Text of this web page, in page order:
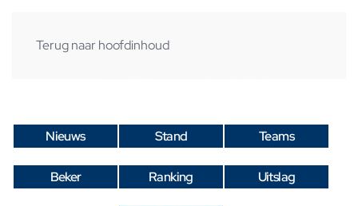
Terug naar hoofdinhoud
Nieuws Stand Teams
Beker Ranking Uitslag